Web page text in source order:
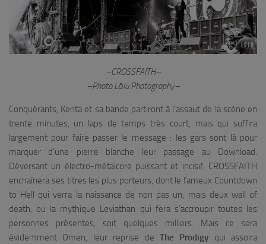
–CROSSFAITH–
–Photo Lōlu Photography–
Conquérants, Kenta et sa bande partiront à l’assaut de la scène en
trente minutes, un laps de temps très court, mais qui suffira
largement pour faire passer le message : les gars sont là pour
marquer d’une pierre blanche leur passage au Download.
Déversant un électro-métalcore puissant et incisif, CROSSFAITH
enchaînera ses titres les plus porteurs, dont le fameux Countdown
to Hell
qui verra la naissance de non pas un, mais deux wall of
death, ou la mythique Leviathan qui fera s’accroupir toutes les
personnes présentes, soit quelques milliers. Mais ce sera
évidemment Omen, leur reprise de The Prodigy qui assoira